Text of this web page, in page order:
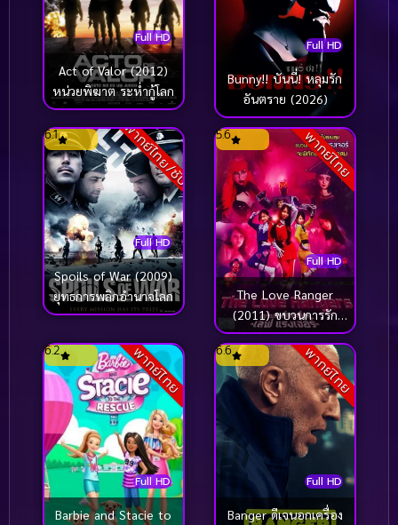
Full HD
Act of Valor (2012)
หน่วยพิฆาต ระห่ำกู้โลก
Full HD
Bunny!! บันนี่! หลุมรัก
อันตราย (2026)
พากย์ไทย/ซับ
Full HD
6.1
Spoils of War (2009)
ยุทธการพลิกอำนาจโลก
พากย์ไทย
Full HD
5.6
The Love Ranger
(2011) ขบวนการรัก
ทะลุโลก
พากย์ไทย
Full HD
6.2
Barbie and Stacie to
พากย์ไทย
Full HD
6.6
Banger ดีเจนอกเครื่อง